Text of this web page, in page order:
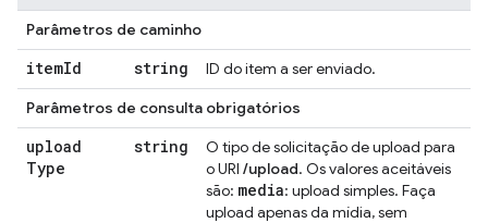
Parâmetros de caminho
itemId string
ID do item a ser enviado.
Parâmetros de consulta obrigatórios
upload
Type
string
O tipo de solicitação de upload para
o URI /upload. Os valores aceitáveis
são: media: upload simples. Faça
upload apenas da mídia, sem